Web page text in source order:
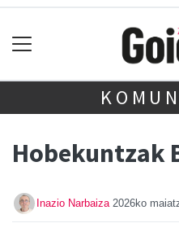
Hobekuntzak
Inazio Narbaiza 2026ko